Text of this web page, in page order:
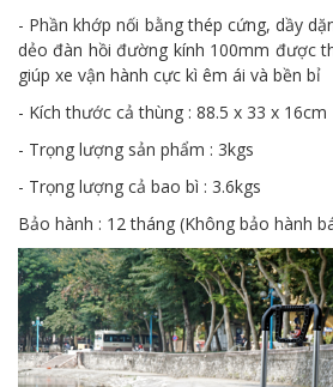
- Phần khớp nối bằng thép cứng, dầy
dẻo đàn hồi đường kính 100mm được
giúp xe vận hành cực kì êm ái và bền bỉ
- Kích thước cả thùng : 88.5 x 33 x 16cm
- Trọng lượng sản phẩm : 3kgs
- Trọng lượng cả bao bì : 3.6kgs
Bảo hành : 12 tháng (Không bảo hành